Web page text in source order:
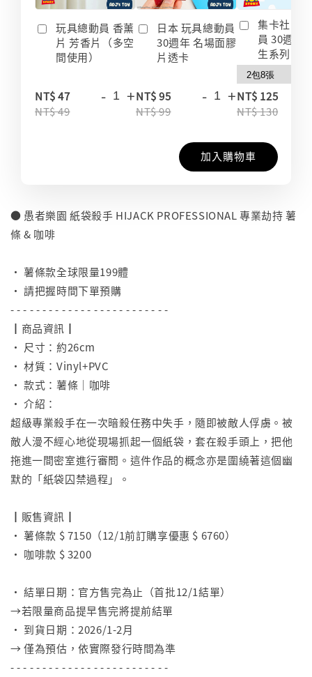
玩具總動員 香薰
片 芳香片（多空
間使用）
NT$ 47
NT$ 49
- +
日本 玩具總動員
30週年 名場面膠
片透卡
NT$ 95
NT$ 99
- +
集卡社 玩
員 30週年
生系列 收
NT$ 125
NT$ 130
加入購物車
● 愚者樂園 紙袋殺手 HIJACK PROFESSIONAL 專業劫持 薯
條 & 咖啡
• 薯條款全球限量199體
• 請把握時間下單預購
- - - - - - - - - - - - - - - - - - - - - - - - -
┃商品資訊┃
• 尺寸：約26cm
• 材質：Vinyl+PVC
• 款式：薯條｜咖啡
• 介紹：
超級專業殺手在一次暗殺任務中失手，隨即被敵人俘虜。被
敵人漫不經心地從現場抓起一個紙袋，套在殺手頭上，把他
拖進一間密室進行審問。這件作品的概念亦是圍繞著這個幽
默的「紙袋囚禁過程」。
┃販售資訊┃
• 薯條款 $ 7150（12/1前訂購享優惠 $ 6760）
• 咖啡款 $ 3200
• 結單日期：官方售完為止（首批12/1結單）
→若限量商品提早售完將提前結單
• 到貨日期：2026/1-2月
→ 僅為預估，依實際發行時間為準
- - - - - - - - - - - - - - - - - - - - - - - - -